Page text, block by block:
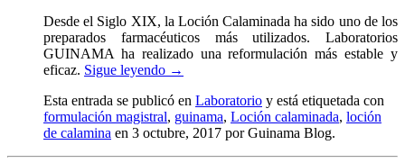
Desde el Siglo XIX, la Loción Calaminada ha sido uno de los
preparados farmacéuticos más utilizados. Laboratorios
GUINAMA ha realizado una reformulación más estable y
eficaz. Sigue leyendo →
Esta entrada se publicó en Laboratorio y está etiquetada con
formulación magistral, guinama, Loción calaminada, loción
de calamina en 3 octubre, 2017 por Guinama Blog.